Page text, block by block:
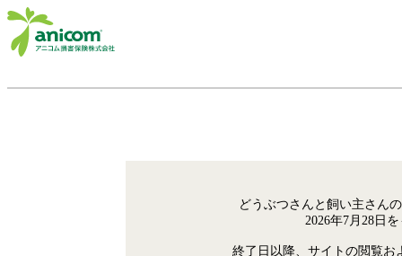
どうぶつさんと飼い主さん
2026年7月28日
終了日以降、サイトの閲覧お